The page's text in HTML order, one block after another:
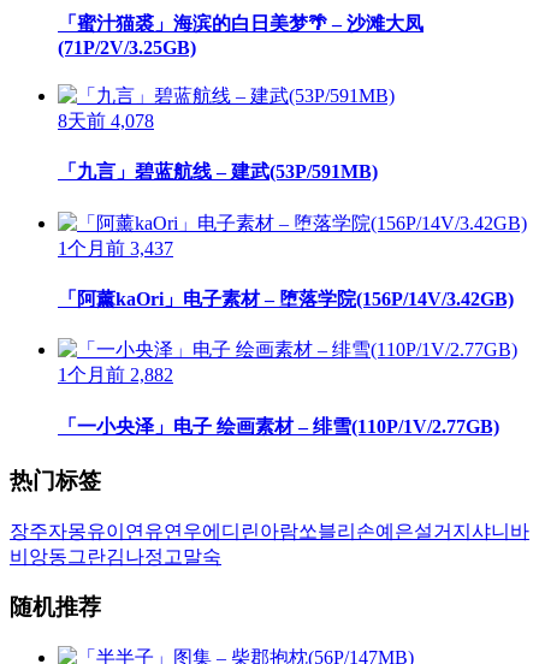
「蜜汁猫裘」海滨的白日美梦🌴 – 沙滩大凤
(71P/2V/3.25GB)
8天前 4,078
「九言」碧蓝航线 – 建武(53P/591MB)
1个月前 3,437
「阿薰kaOri」电子素材 – 堕落学院(156P/14V/3.42GB)
1个月前 2,882
「一小央泽」电子 绘画素材 – 绯雪(110P/1V/2.77GB)
热门标签
장주자몽유이 연유연우에디린아람쏘블리 손예은설거지 샤니 바
비앙동그란김나정 고말숙
随机推荐